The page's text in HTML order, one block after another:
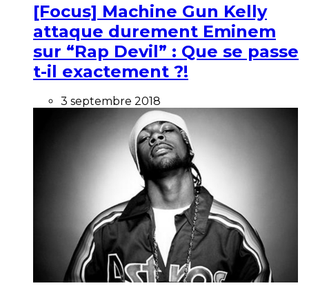
[Focus] Machine Gun Kelly
attaque durement Eminem
sur “Rap Devil” : Que se passe
t-il exactement ?!
3 septembre 2018